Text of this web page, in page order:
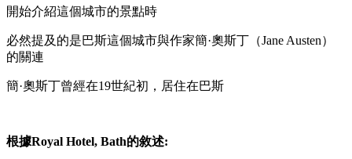
開始介紹這個城市的景點時
必然提及的是巴斯這個城市與作家簡·奧斯丁 （Jane Austen）
的關連
簡·奧斯丁曾經在19世紀初，居住在巴斯
根據Royal Hotel, Bath的敘述: